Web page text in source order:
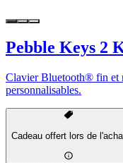
Pebble Keys 2
Clavier Bluetooth® fin et
personnalisables.
Cadeau offert lors de